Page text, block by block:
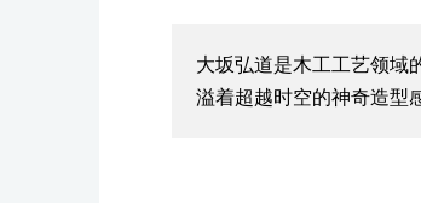
大坂弘道是木工工艺领域
溢着超越时空的神奇造型